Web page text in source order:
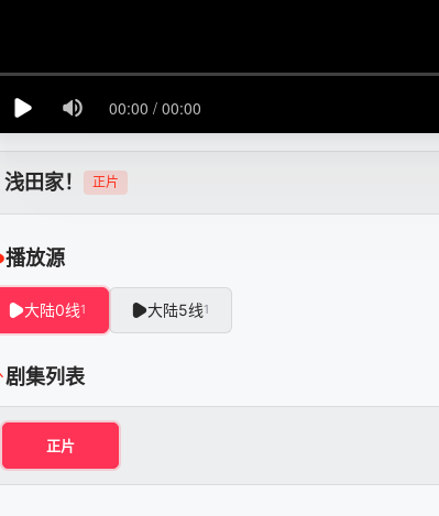
浅田家！ 正片
播放源
大陆0线1 大陆5线1
剧集列表
正片